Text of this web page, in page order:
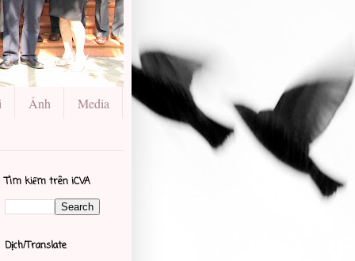
Ảnh
Media
Tìm kiếm trên iCVA
Dịch/Translate